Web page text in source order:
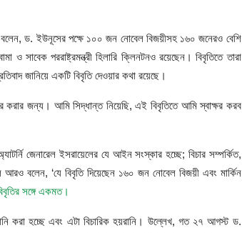
বলেন, ড. ইউনূসের পক্ষে ১০০ জন নোবেল বিজয়ীসহ ১৬০ জনেরও বেশি
ও সাবেক পররাষ্ট্রমন্ত্রী হিলারি ক্লিনটনও রয়েছেন। বিবৃতিতে তারা
জানিয়ে একটি বিবৃতি দেওয়ার কথা রয়েছে।
করার জন্য। আমি সিদ্ধান্ত নিয়েছি, এই বিবৃতিতে আমি স্বাক্ষর করব
জেনারেল ইসরায়েলের যে আইন সংস্কার হচ্ছে; বিচার সম্পর্কিত,
বলেন, ‘যে বিবৃতি দিয়েছেন ১৬০ জন নোবেল বিজয়ী এবং মার্কিন
সঙ্গে একমত।
করা হচ্ছে এবং এটা বিচারিক হয়রানি। উল্লেখ, গত ২৭ আগস্ট ড.